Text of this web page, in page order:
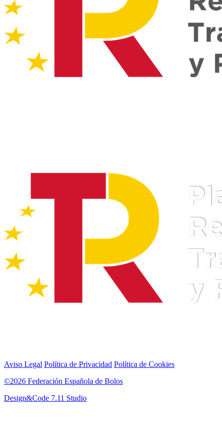
Aviso Legal Política de Privacidad Política de Cookies
©2026 Federación Española de Bolos
Design&Code 7.11 Studio